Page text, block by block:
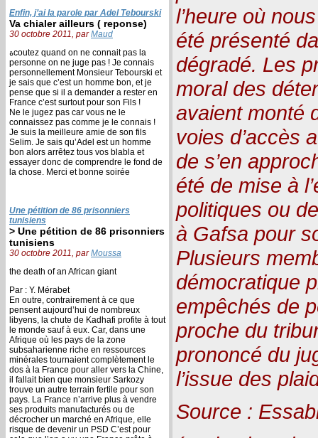
Enfin, j’ai la parole par Adel Tebourski
Va chialer ailleurs ( reponse)
30 octobre 2011, parMaud
ةcoutez quand on ne connait pas la
personne on ne juge pas ! Je connais
personnellement Monsieur Tebourski et
je sais que c’est un homme bon, et je
pense que si il a demander a rester en
France c’est surtout pour son Fils !
Ne le jugez pas car vous ne le
connaissez pas comme je le connais !
Je suis la meilleure amie de son fils
Selim. Je sais qu’Adel est un homme
bon alors arrêtez tous vos blabla et
essayer donc de comprendre le fond de
la chose. Merci et bonne soirée
Une pétition de 86 prisonniers
tunisiens
> Une pétition de 86 prisonniers
tunisiens
30 octobre 2011, parMoussa
the death of an African giant
Par : Y. Mérabet
En outre, contrairement à ce que
pensent aujourd’hui de nombreux
libyens, la chute de Kadhafi profite à tout
le monde sauf à eux. Car, dans une
Afrique où les pays de la zone
subsaharienne riche en ressources
minérales tournaient complètement le
dos à la France pour aller vers la Chine,
il fallait bien que monsieur Sarkozy
trouve un autre terrain fertile pour son
pays. La France n’arrive plus à vendre
ses produits manufacturés ou de
décrocher un marché en Afrique, elle
risque de devenir un PSD C’est pour
l’heure où
été présenté
dégradé. Les
moral des
avaient monté
voies d’accès
de s’en
été de mise à
politiques ou
à Gafsa pour
Plusieurs
démocratique
empêchés de
proche du
prononcé du
l’issue des
Source :